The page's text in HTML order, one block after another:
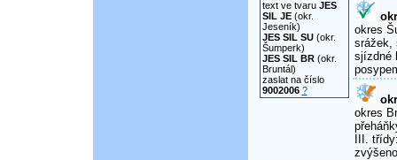
text ve tvaru JES
SIL JE(okr.
Jeseník)
JES SIL SU(okr.
Šumperk)
JES SIL BR(okr.
Bruntál)
zaslat na číslo
9002006 ?
okres
srážek,
sjízdné
okres
III.